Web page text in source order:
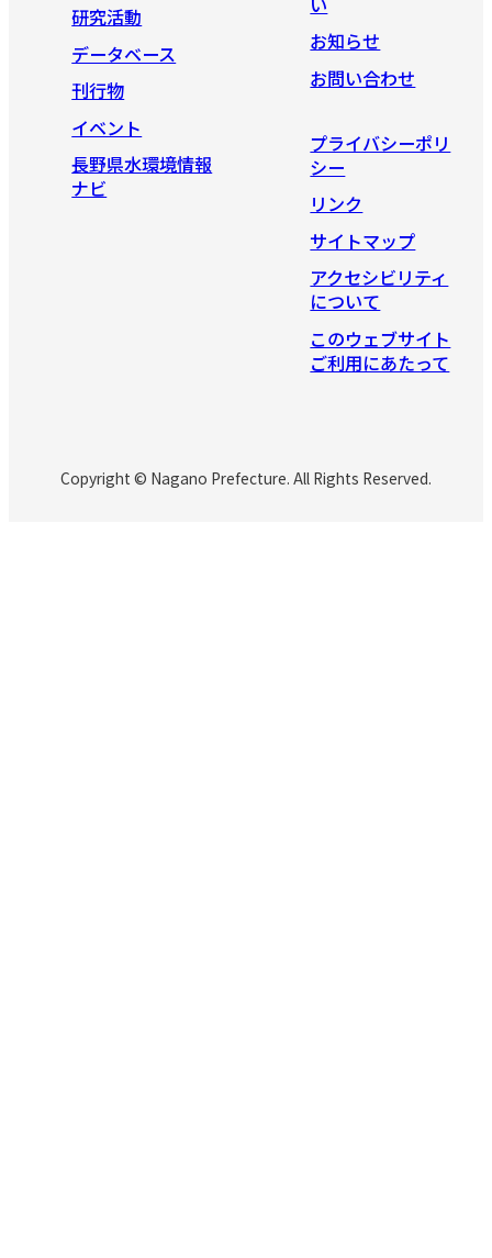
研究活動
データベース
刊行物
イベント
長野県水環境情報
ナビ
お知らせ
お問い合わせ
プライバシーポリ
シー
リンク
サイトマップ
アクセシビリティ
について
このウェブサイト
ご利用にあたって
Copyright © Nagano Prefecture. All Rights Reserved.